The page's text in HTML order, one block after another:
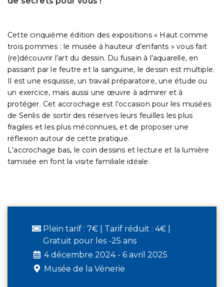
Cette cinquième édition des expositions « Haut comme
trois pommes : le musée à hauteur d’enfants » vous fait
(re)découvrir l’art du dessin. Du fusain à l’aquarelle, en
passant par le feutre et la sanguine, le dessin est multiple.
Il est une esquisse, un travail préparatoire, une étude ou
un exercice, mais aussi une œuvre à admirer et à
protéger. Cet accrochage est l’occasion pour les musées
de Senlis de sortir des réserves leurs feuilles les plus
fragiles et les plus méconnues, et de proposer une
réflexion autour de cette pratique.
L'accrochage bas, le coin dessins et lecture et la lumière
tamisée en font la visite familiale idéale.
Plein tarif : 7€ | Tarif réduit : 4€ |
Gratuit pour les -25 ans
4 décembre 2024 - 6 avril 2025
Musée de la Vénerie